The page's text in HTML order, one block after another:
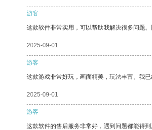
游客
这款软件非常实用，可以帮助我解决很多问题
2025-09-01
游客
这款游戏非常好玩，画面精美，玩法丰富。我
2025-09-01
游客
这款软件的售后服务非常好，遇到问题都能得到